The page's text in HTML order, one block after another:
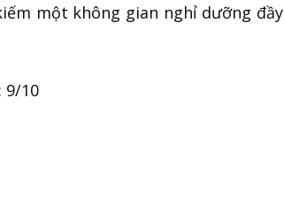
một không gian nghỉ dưỡng đầy
9/10